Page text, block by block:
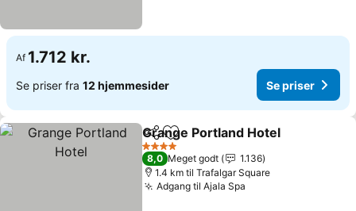
Af 1.712 kr.
Se priser fra 12 hjemmesider Se priser
Del Føj til favoritter
Grange Portland Hotel
4 Stjerner
8,0 Meget godt
1.136
1.4 km til Trafalgar Square
Adgang til Ajala Spa